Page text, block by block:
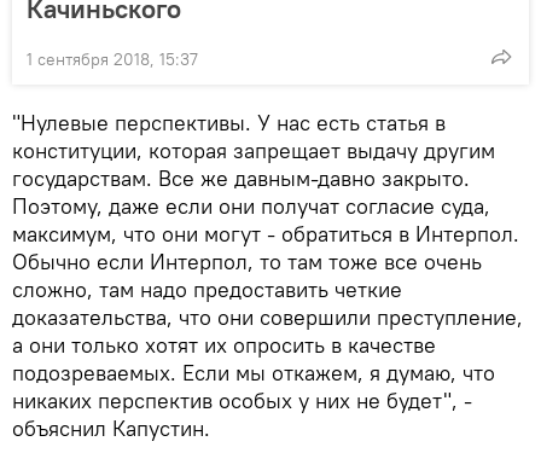
Качиньского
1 сентября 2018, 15:37
"Нулевые перспективы. У нас есть статья в
конституции, которая запрещает выдачу другим
государствам. Все же давным-давно закрыто.
Поэтому, даже если они получат согласие суда,
максимум, что они могут - обратиться в Интерпол.
Обычно если Интерпол, то там тоже все очень
сложно, там надо предоставить четкие
доказательства, что они совершили преступление,
а они только хотят их опросить в качестве
подозреваемых. Если мы откажем, я думаю, что
никаких перспектив особых у них не будет", -
объяснил Капустин.